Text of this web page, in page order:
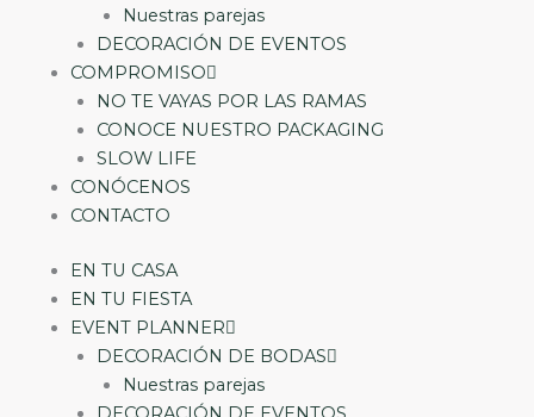
Nuestras parejas
DECORACIÓN DE EVENTOS
COMPROMISO
NO TE VAYAS POR LAS RAMAS
CONOCE NUESTRO PACKAGING
SLOW LIFE
CONÓCENOS
CONTACTO
EN TU CASA
EN TU FIESTA
EVENT PLANNER
DECORACIÓN DE BODAS
Nuestras parejas